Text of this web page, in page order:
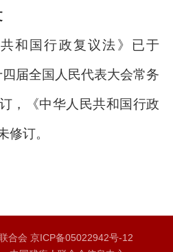
和国行政复议法》已于
届全国人民代表大会常务
， 《中华人民共和国行政
修订。
合会 京ICP备05022942号-12